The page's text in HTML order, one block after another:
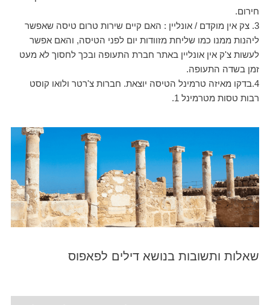
חירום.
3. צק אין מוקדם / אונליין : האם קיים שירות טרום טיסה שאפשר
ליהנות ממנו כמו שליחת מזוודות יום לפני הטיסה, והאם אפשר
לעשות צ'ק אין אונליין באתר חברת התעופה ובכך לחסוך לא מעט
זמן בשדה התעופה.
4.בדקו מאיזה טרמינל הטיסה יוצאת. חברות צ'רטר ולואו קוסט
רבות טסות מטרמינל 1.
שאלות ותשובות בנושא דילים לפאפוס